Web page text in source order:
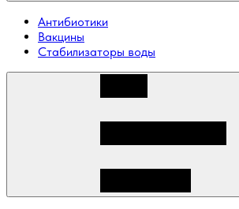
Антибиотики
Вакцины
Стабилизаторы воды